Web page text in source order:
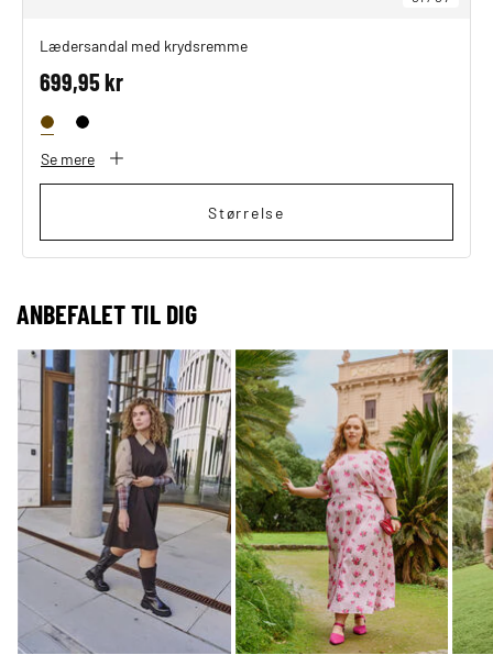
Lædersandal med krydsremme
699,95 kr
Se mere
Størrelse
ANBEFALET TIL DIG